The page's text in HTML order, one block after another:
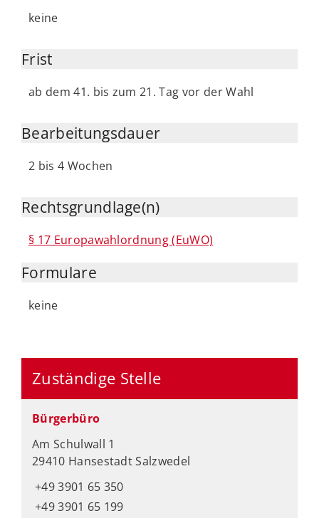
keine
Frist
ab dem 41. bis zum 21. Tag vor der Wahl
Bearbeitungsdauer
2 bis 4 Wochen
Rechtsgrundlage(n)
§ 17 Europawahlordnung (EuWO)
Formulare
keine
Zuständige Stelle
Bürgerbüro
Am Schulwall 1
29410 Hansestadt Salzwedel
+49 3901 65 350
+49 3901 65 199